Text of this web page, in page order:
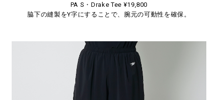
PA S・Drake Tee ¥19,800
脇下の縫製をY字にすることで、腕元の可動性を確保。